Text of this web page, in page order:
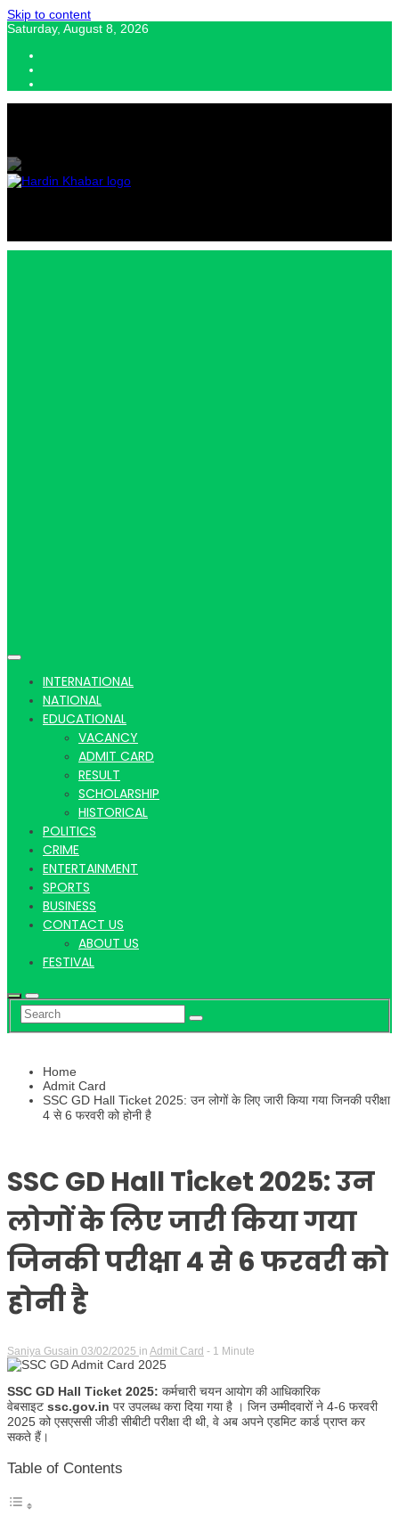
Skip to content
Saturday, August 8, 2026
Latest
Hindi
News
INTERNATIONAL
NATIONAL
EDUCATIONAL
VACANCY
ADMIT CARD
RESULT
SCHOLARSHIP
HISTORICAL
POLITICS
CRIME
ENTERTAINMENT
SPORTS
BUSINESS
CONTACT US
ABOUT US
FESTIVAL
Home
Admit Card
SSC GD Hall Ticket 2025: उन लोगों के लिए जारी किया गया जिनकी परीक्षा
4 से 6 फरवरी को होनी है
SSC GD Hall Ticket 2025: उन
लोगों के लिए जारी किया गया
जिनकी परीक्षा 4 से 6 फरवरी को
होनी है
Saniya Gusain 03/02/2025 in Admit Card - 1 Minute
SSC GD Hall Ticket 2025: कर्मचारी चयन आयोग की आधिकारिक
वेबसाइट ssc.gov.in पर उपलब्ध करा दिया गया है । जिन उम्मीदवारों ने 4-6 फरवरी
2025 को एसएससी जीडी सीबीटी परीक्षा दी थी, वे अब अपने एडमिट कार्ड प्राप्त कर
सकते हैं।
Table of Contents